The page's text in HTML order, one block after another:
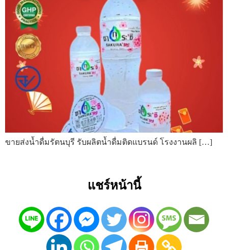
ขายส่งน้ำดื่มรัตนบุรี รับผลิตน้ำดื่มติดแบรนด์ โรงงานผลิ […]
แชร์หน้านี้